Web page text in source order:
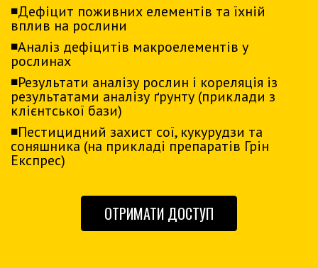
◾️Дефіцит поживних елементів та їхній
вплив на рослини
◾️Аналіз дефіцитів макроелементів у
рослинах
◾️Результати аналізу рослин і кореляція із
результатами аналізу ґрунту (приклади з
клієнтської бази)
◾️Пестицидний захист сої, кукурудзи та
соняшника (на прикладі препаратів Грін
Експрес)
ОТРИМАТИ ДОСТУП